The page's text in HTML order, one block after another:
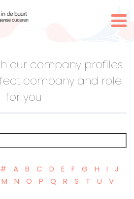
our company profiles
company and role
for you
# A B C D E F G H I
J
M N O P Q R S T U
V